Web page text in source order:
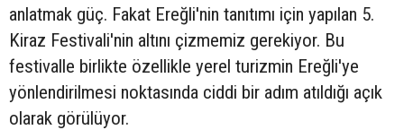
anlatmak güç. Fakat Ereğli'nin tanıtımı için yapılan 5.
Kiraz Festivali'nin altını çizmemiz gerekiyor. Bu
festivalle birlikte özellikle yerel turizmin Ereğli'ye
yönlendirilmesi noktasında ciddi bir adım atıldığı açık
olarak görülüyor.